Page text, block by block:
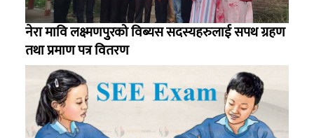
नेरा मावि लक्ष्मणपुुरको विब्यस सदस्यहरुलाई सपथ ग्रहण
तथा प्रमाण पत्र वितरण